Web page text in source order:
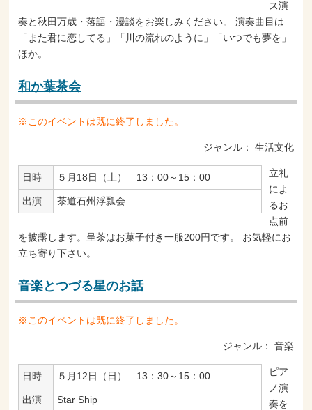
ス演
奏と秋田万歳・落語・漫談をお楽しみください。 演奏曲目は
「また君に恋してる」「川の流れのように」「いつでも夢を」
ほか。
和か葉茶会
※このイベントは既に終了しました。
ジャンル： 生活文化
日時 ５月18日（土） 13：00～15：00
出演 茶道石州浮瓢会
立礼
によ
るお
点前
を披露します。呈茶はお菓子付き一服200円です。 お気軽にお
立ち寄り下さい。
音楽とつづる星のお話
※このイベントは既に終了しました。
ジャンル： 音楽
日時 ５月12日（日） 13：30～15：00
出演 Star Ship
ピア
ノ演
奏を